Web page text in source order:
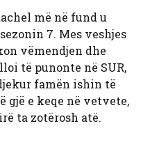
më në fund u
7. Mes veshjes
vëmendjen dhe
të punonte në SUR,
famën ishin të
gjë e keqe në vetvete,
ta zotërosh atë.